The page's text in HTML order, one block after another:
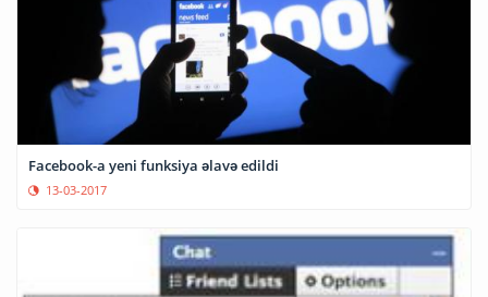
Facebook-a yeni funksiya əlavə edildi
13-03-2017